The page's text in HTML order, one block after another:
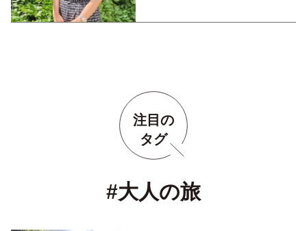
注目の
タグ
#大人の旅